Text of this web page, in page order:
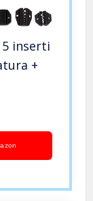
inserti
+